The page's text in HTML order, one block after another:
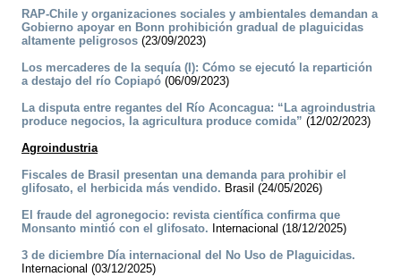
RAP-Chile y organizaciones sociales y ambientales demandan a
Gobierno apoyar en Bonn prohibición gradual de plaguicidas
altamente peligrosos (23/09/2023)
Los mercaderes de la sequía (I): Cómo se ejecutó la repartición
a destajo del río Copiapó (06/09/2023)
La disputa entre regantes del Río Aconcagua: “La agroindustria
produce negocios, la agricultura produce comida” (12/02/2023)
Agroindustria
Fiscales de Brasil presentan una demanda para prohibir el
glifosato, el herbicida más vendido. Brasil (24/05/2026)
El fraude del agronegocio: revista científica confirma que
Monsanto mintió con el glifosato. Internacional (18/12/2025)
3 de diciembre Día internacional del No Uso de Plaguicidas.
Internacional (03/12/2025)